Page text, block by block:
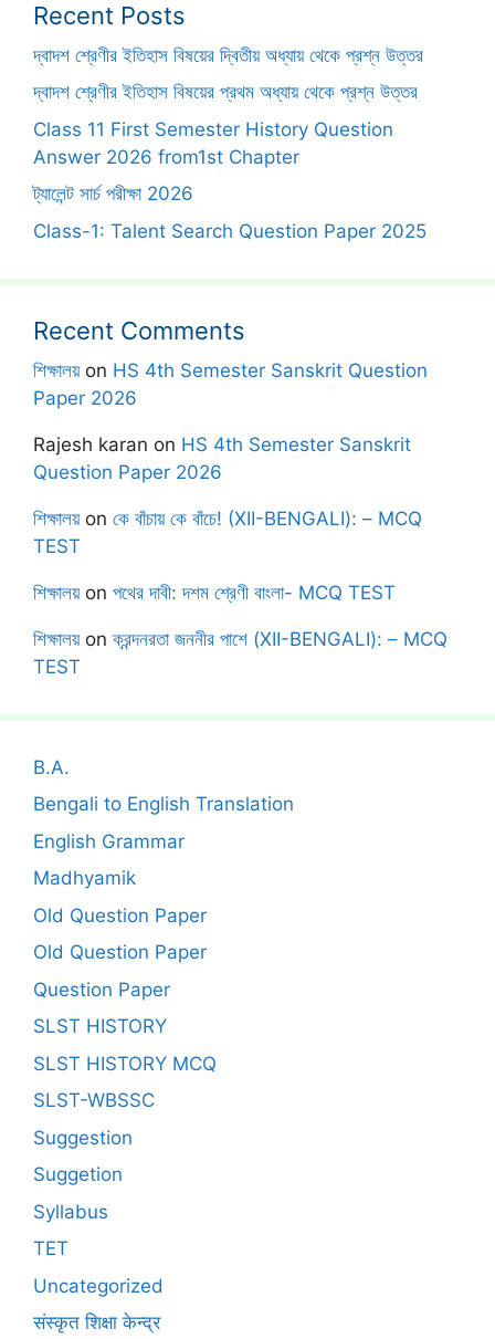
Recent Posts
দ্বাদশ শ্রেণীর ইতিহাস বিষয়ের দ্বিতীয় অধ্যায় থেকে প্রশ্ন উত্তর
দ্বাদশ শ্রেণীর ইতিহাস বিষয়ের প্রথম অধ্যায় থেকে প্রশ্ন উত্তর
Class 11 First Semester History Question
Answer 2026 from1st Chapter
ট্যালেন্ট সার্চ পরীক্ষা 2026
Class-1: Talent Search Question Paper 2025
Recent Comments
শিক্ষালয়on HS 4th Semester Sanskrit Question
Paper 2026
Rajesh karan on HS 4th Semester Sanskrit
Question Paper 2026
শিক্ষালয়on কে বাঁচায় কে বাঁচে! (XII-BENGALI): – MCQ
TEST
শিক্ষালয়on পথের দাবী: দশম শ্রেণী বাংলা- MCQ TEST
শিক্ষালয়onক্রন্দনরতা জননীর পাশে (XII-BENGALI): – MCQ
TEST
B.A.
Bengali to English Translation
English Grammar
Madhyamik
Old Question Paper
Old Question Paper
Question Paper
SLST HISTORY
SLST HISTORY MCQ
SLST-WBSSC
Suggestion
Suggetion
Syllabus
TET
Uncategorized
संस्कृत शिक्षा केन्द्र